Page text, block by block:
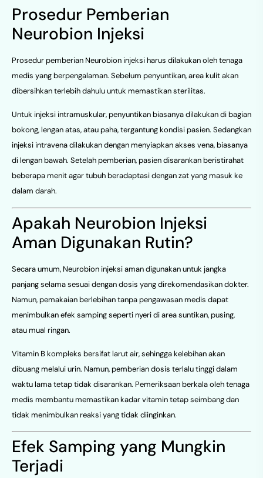
Prosedur Pemberian
Neurobion Injeksi
Prosedur pemberian Neurobion injeksi harus dilakukan oleh tenaga
medis yang berpengalaman. Sebelum penyuntikan, area kulit akan
dibersihkan terlebih dahulu untuk memastikan sterilitas.
Untuk injeksi intramuskular, penyuntikan biasanya dilakukan di bagian
bokong, lengan atas, atau paha, tergantung kondisi pasien. Sedangkan
injeksi intravena dilakukan dengan menyiapkan akses vena, biasanya
di lengan bawah. Setelah pemberian, pasien disarankan beristirahat
beberapa menit agar tubuh beradaptasi dengan zat yang masuk ke
dalam darah.
Apakah Neurobion Injeksi
Aman Digunakan Rutin?
Secara umum, Neurobion injeksi aman digunakan untuk jangka
panjang selama sesuai dengan dosis yang direkomendasikan dokter.
Namun, pemakaian berlebihan tanpa pengawasan medis dapat
menimbulkan efek samping seperti nyeri di area suntikan, pusing,
atau mual ringan.
Vitamin B kompleks bersifat larut air, sehingga kelebihan akan
dibuang melalui urin. Namun, pemberian dosis terlalu tinggi dalam
waktu lama tetap tidak disarankan. Pemeriksaan berkala oleh tenaga
medis membantu memastikan kadar vitamin tetap seimbang dan
tidak menimbulkan reaksi yang tidak diinginkan.
Efek Samping yang Mungkin
Terjadi